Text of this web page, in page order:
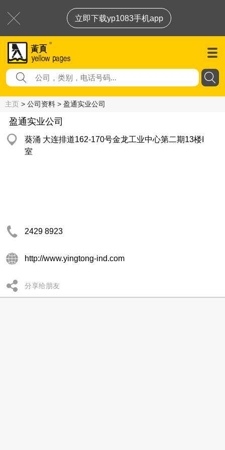
立即下载yp1083手机app
主页 > 公司资料 > 盈通实业公司
盈通实业公司
葵涌 大连排道162-170号金龙工业中心第二期13楼I
室
2429 8923
http://www.yingtong-ind.com
分享给朋友